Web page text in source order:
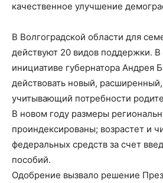
качественное улучшение
В Волгоградской области для
действуют 20 видов поддержки.
инициативе губернатора Андрея
действовать новый,
учитывающий потребности
В новом году размеры
проиндексированы; возрастет и
федеральных средств за счет
пособий.
Одобрение вызвало решение